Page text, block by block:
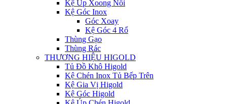
Kệ Úp Xoong Nồi
Kệ Góc Inox
Góc Xoay
Kệ Góc 4 Rổ
Thùng Gạo
Thùng Rác
THƯƠNG HIỆU HIGOLD
Tủ Đồ Khô Higold
Kệ Chén Inox Tủ Bếp Trên
Kệ Gia Vị Higold
Kệ Góc Higold